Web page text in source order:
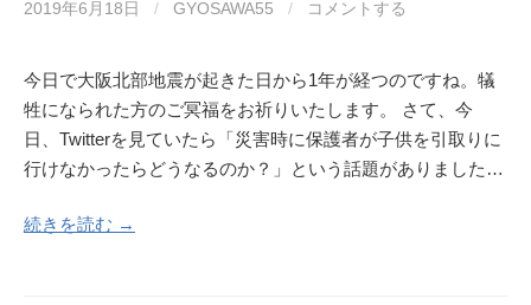
2019年6月18日 / GYOSAWA55 / コメントする
今日で大阪北部地震が起きた日から1年が経つのですね。犠
牲になられた方のご冥福をお祈りいたします。 さて、今
日、Twitterを見ていたら「災害時に保護者が子供を引取りに
行けなかったらどうなるのか？」という話題がありました…
続きを読む →